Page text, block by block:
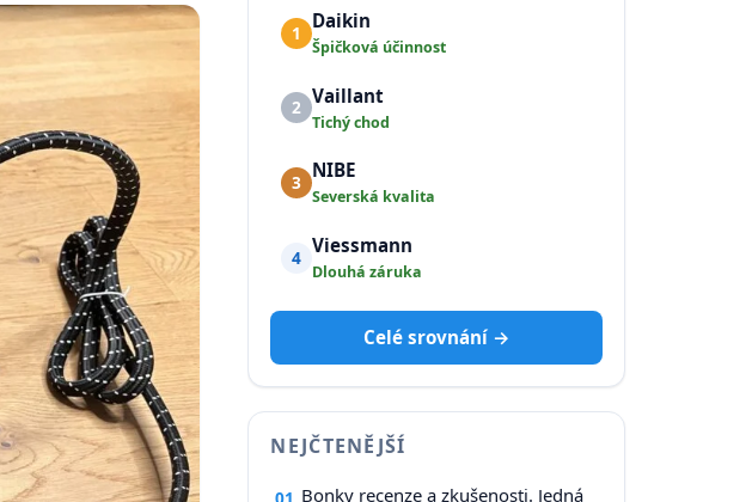
1 Daikin
Špičková účinnost
2 Vaillant
Tichý chod
3 NIBE
Severská kvalita
4 Viessmann
Dlouhá záruka
Celé srovnání →
NEJČTENĚJŠÍ
Bonky recenze a zkušenosti. Jedná